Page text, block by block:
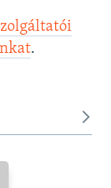
.